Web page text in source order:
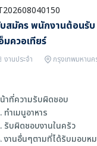
สมัคร พนักงานต้อนรับ
มควอเทียร์
งานประจำ กรุงเทพมหานค
าที่ความรับผิดชอบ
ทำเมนูอาหาร
รับผิดชอบงานในครัว
งานอื่นๆตามที่ได้รับมอบห